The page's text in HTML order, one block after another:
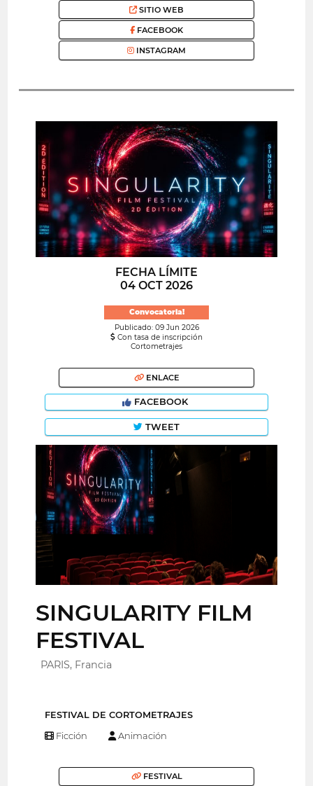
SITIO WEB
FACEBOOK
INSTAGRAM
FECHA LÍMITE
04 OCT 2026
Convocatoria!
Publicado: 09 Jun 2026
Con tasa de inscripción
Cortometrajes
ENLACE
FACEBOOK
TWEET
SINGULARITY FILM
FESTIVAL
PARIS, Francia
FESTIVAL DE CORTOMETRAJES
Ficción Animación
FESTIVAL